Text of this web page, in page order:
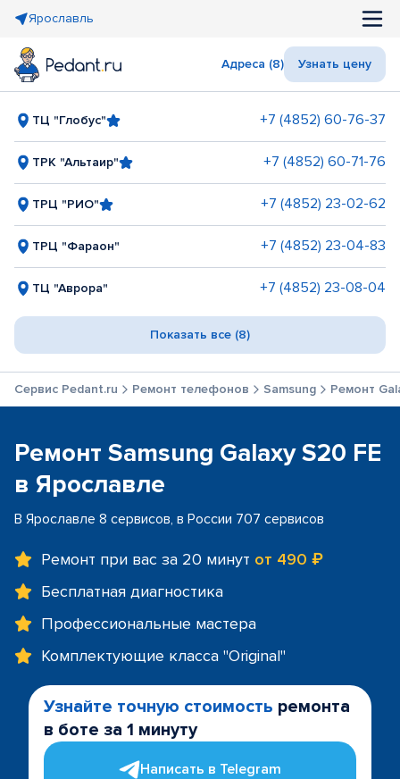
Ярославль
Адреса (8) Узнать цену
ТЦ "Глобус" +7 (4852) 60-76-37
ТРК "Альтаир" +7 (4852) 60-71-76
ТРЦ "РИО" +7 (4852) 23-02-62
ТРЦ "Фараон" +7 (4852) 23-04-83
ТЦ "Аврора" +7 (4852) 23-08-04
Показать все (8)
Сервис Pedant.ru Ремонт телефонов Samsung Ремонт
Ремонт Samsung Galaxy S20 FE
в Ярославле
В Ярославле 8 сервисов, в России 707 сервисов
Ремонт при вас за 20 минут от 490 ₽
Бесплатная диагностика
Профессиональные мастера
Комплектующие класса "Original"
Узнайте точную стоимость ремонта
в боте за 1 минуту
Написать в Telegram